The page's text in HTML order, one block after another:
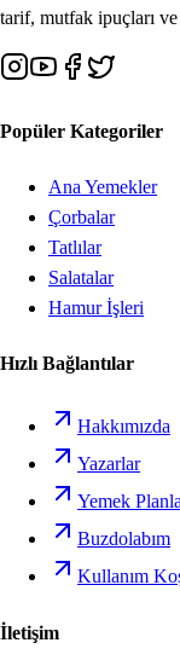
tarif, mutfak ipuçları
Popüler Kategoriler
Ana Yemekler
Çorbalar
Tatlılar
Salatalar
Hamur İşleri
Hızlı Bağlantılar
Hakkımızda
Yazarlar
Yemek
Buzdolabım
Kullanım
İletişim